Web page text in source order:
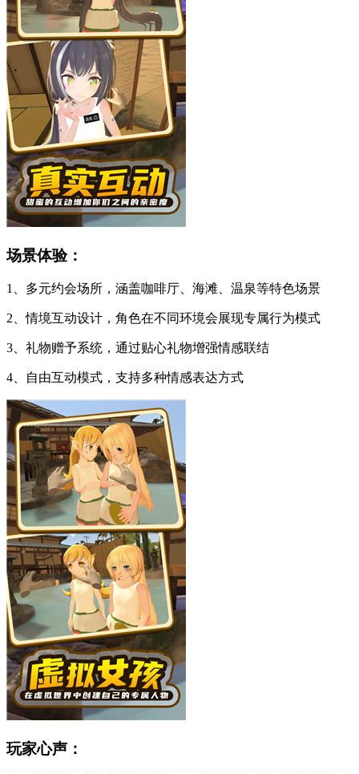
场景体验：
1、多元约会场所，涵盖咖啡厅、海滩、温泉等特色场景
2、情境互动设计，角色在不同环境会展现专属行为模式
3、礼物赠予系统，通过贴心礼物增强情感联结
4、自由互动模式，支持多种情感表达方式
玩家心声：